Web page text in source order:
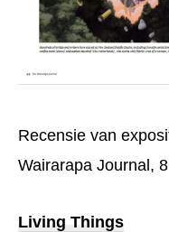
Recensie van
Wairarapa Journal,
Living Things